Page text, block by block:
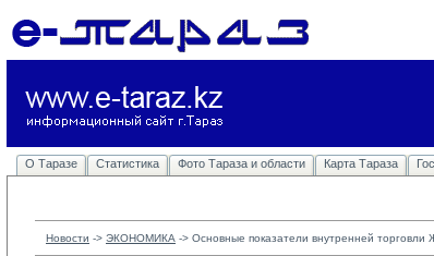
О Таразе Статистика Фото Тараза и области Карта Тараза
Новости -> ЭКОНОМИКА -> Основные показатели внутренней торговли